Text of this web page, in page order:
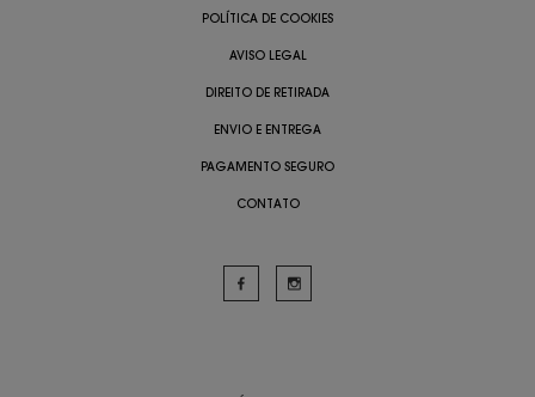
POLÍTICA DE COOKIES
AVISO LEGAL
DIREITO DE RETIRADA
ENVIO E ENTREGA
PAGAMENTO SEGURO
CONTATO